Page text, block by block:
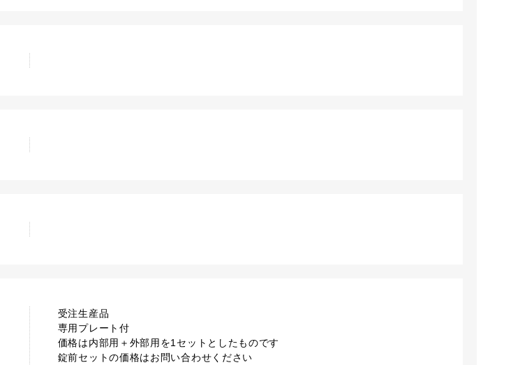
受注生産品
専用プレート付
価格は内部用＋外部用を1セットとしたものです
錠前セットの価格はお問い合わせください